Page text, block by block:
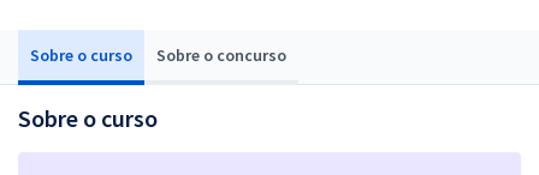
Sobre o curso Sobre o concurso
Sobre o curso